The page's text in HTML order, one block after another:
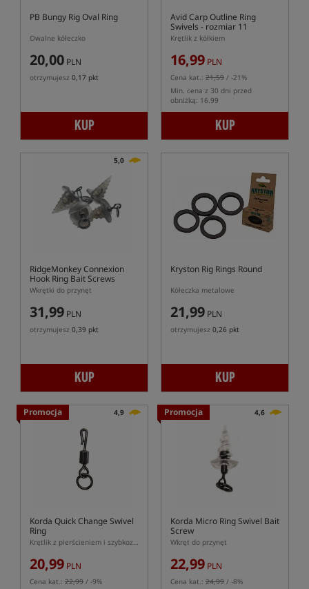
PB Bungy Rig Oval Ring
Owalne kółeczko
20,00 PLN
otrzymujesz 0,17 pkt
KUP
Avid Carp Outline Ring
Swivels - rozmiar 11
Krętlik z kółkiem
16,99 PLN
Cena kat.: 21,59 / -21%
Min. cena z 30 dni przed
obniżką: 16.99
KUP
5,0
RidgeMonkey Connexion
Hook Ring Bait Screws
Wkrętki do przynęt
31,99 PLN
otrzymujesz 0,39 pkt
KUP
Kryston Rig Rings Round
Kółeczka metalowe
21,99 PLN
otrzymujesz 0,26 pkt
KUP
Promocja 4,9
Korda Quick Change Swivel
Ring
Krętlik z pierścieniem i szybkozłaczką
20,99 PLN
Cena kat.: 22,99 / -9%
Promocja 4,6
Korda Micro Ring Swivel Bait
Screw
Wkręt do przynęt
22,99 PLN
Cena kat.: 24,99 / -8%